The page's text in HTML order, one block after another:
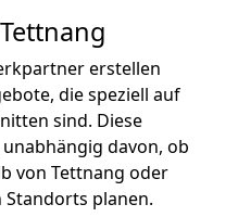
erstellen
die speziell auf
sind. Diese
davon, ob
von Tettnang oder
planen.